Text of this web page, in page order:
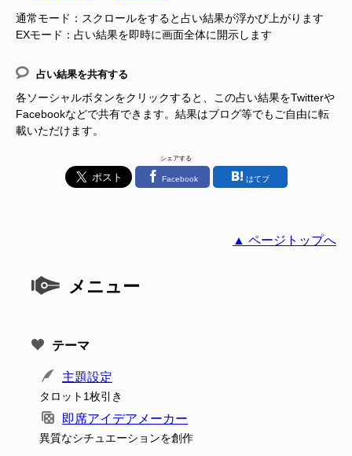
通常モード：スクロールをすると占い結果が浮かび上がります
EXモード：占い結果を即時に画面全体に開示します
占い結果を共有する
各ソーシャルボタンをクリックすると、この占い結果をTwitterや
Facebookなどで共有できます。結果はブログ等でもご自由に転
載いただけます。
シェアする
Facebook はてブ
▲ ページトップへ
メニュー
テーマ
主題設定
タロット1枚引き
即席アイデアメーカー
異質なシチュエーションを創作